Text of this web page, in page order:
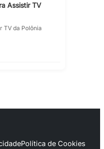
Assistir TV
TV da Polônia
Política de Cookies